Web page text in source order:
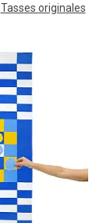
Tasses originales